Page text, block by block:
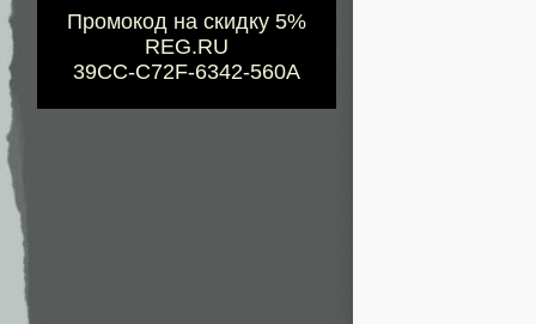
Промокод на скидку 5%
REG.RU
39CC-C72F-6342-560A